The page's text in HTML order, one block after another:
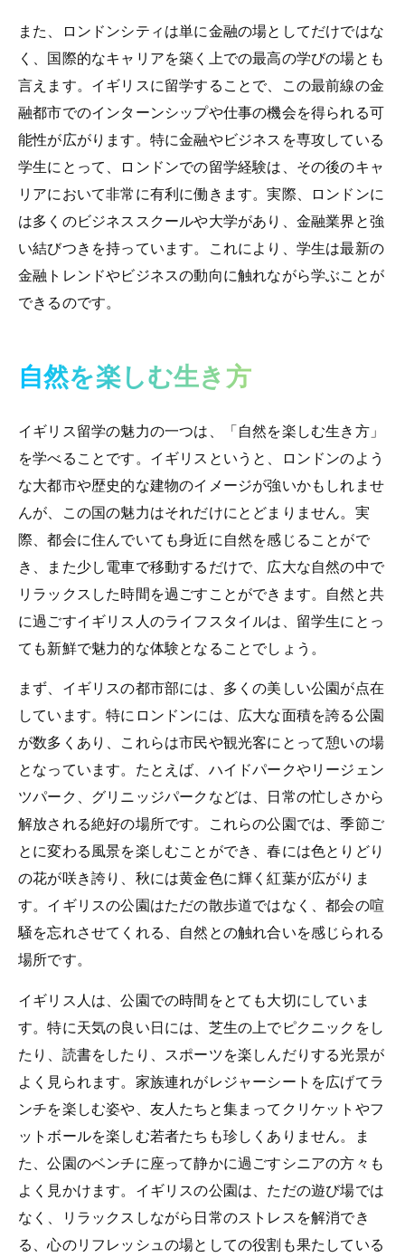
また、ロンドンシティは単に金融の場としてだけではな
く、国際的なキャリアを築く上での最高の学びの場とも
言えます。イギリスに留学することで、この最前線の金
融都市でのインターンシップや仕事の機会を得られる可
能性が広がります。特に金融やビジネスを専攻している
学生にとって、ロンドンでの留学経験は、その後のキャ
リアにおいて非常に有利に働きます。実際、ロンドンに
は多くのビジネススクールや大学があり、金融業界と強
い結びつきを持っています。これにより、学生は最新の
金融トレンドやビジネスの動向に触れながら学ぶことが
できるのです。
自然を楽しむ生き方
イギリス留学の魅力の一つは、「自然を楽しむ生き方」
を学べることです。イギリスというと、ロンドンのよう
な大都市や歴史的な建物のイメージが強いかもしれませ
んが、この国の魅力はそれだけにとどまりません。実
際、都会に住んでいても身近に自然を感じることがで
き、また少し電車で移動するだけで、広大な自然の中で
リラックスした時間を過ごすことができます。自然と共
に過ごすイギリス人のライフスタイルは、留学生にとっ
ても新鮮で魅力的な体験となることでしょう。
まず、イギリスの都市部には、多くの美しい公園が点在
しています。特にロンドンには、広大な面積を誇る公園
が数多くあり、これらは市民や観光客にとって憩いの場
となっています。たとえば、ハイドパークやリージェン
ツパーク、グリニッジパークなどは、日常の忙しさから
解放される絶好の場所です。これらの公園では、季節ご
とに変わる風景を楽しむことができ、春には色とりどり
の花が咲き誇り、秋には黄金色に輝く紅葉が広がりま
す。イギリスの公園はただの散歩道ではなく、都会の喧
騒を忘れさせてくれる、自然との触れ合いを感じられる
場所です。
イギリス人は、公園での時間をとても大切にしていま
す。特に天気の良い日には、芝生の上でピクニックをし
たり、読書をしたり、スポーツを楽しんだりする光景が
よく見られます。家族連れがレジャーシートを広げてラ
ンチを楽しむ姿や、友人たちと集まってクリケットやフ
ットボールを楽しむ若者たちも珍しくありません。ま
た、公園のベンチに座って静かに過ごすシニアの方々も
よく見かけます。イギリスの公園は、ただの遊び場では
なく、リラックスしながら日常のストレスを解消でき
る、心のリフレッシュの場としての役割も果たしている